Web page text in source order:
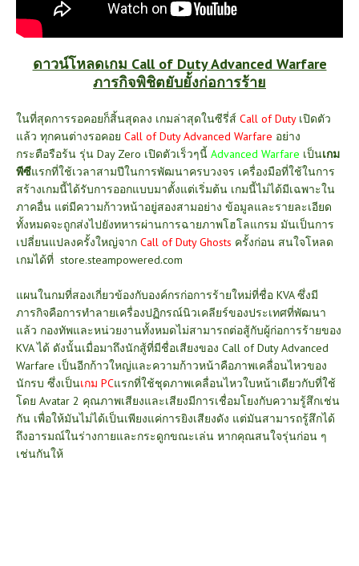
ดาวน์โหลดเกม Call of Duty Advanced Warfare
ภารกิจพิชิตยับยั้งก่อการร้าย
ในที่สุดการรอคอยก็สิ้นสุดลง เกมล่าสุดในซีรี่ส์ Call of Duty เปิดตัว
แล้ว ทุกคนต่างรอคอย Call of Duty Advanced Warfare อย่าง
กระตือรือร้น รุ่น Day Zero เปิดตัวเร็วๆนี้ Advanced Warfare เป็นเกม
พีซีแรกที่ใช้เวลาสามปีในการพัฒนาครบวงจร เครื่องมือที่ใช้ในการ
สร้างเกมนี้ได้รับการออกแบบมาตั้งแต่เริ่มต้น เกมนี้ไม่ได้มีเฉพาะใน
ภาคอื่น แต่มีความก้าวหน้าอยู่สองสามอย่าง ข้อมูลและรายละเอียด
ทั้งหมดจะถูกส่งไปยังทหารผ่านการฉายภาพโฮโลแกรม มันเป็นการ
เปลี่ยนแปลงครั้งใหญ่จาก Call of Duty Ghosts ครั้งก่อน สนใจโหลด
เกมได้ที่ store.steampowered.com
แผนในกมที่สองเกี่ยวข้องกับองค์กรก่อการร้ายใหม่ที่ชื่อ KVA ซึ่งมี
ภารกิจคือการทำลายเครื่องปฏิกรณ์นิวเคลียร์ของประเทศที่พัฒนา
แล้ว กองทัพและหน่วยงานทั้งหมดไม่สามารถต่อสู้กับผู้ก่อการร้ายของ
KVA ได้ ดังนั้นเมื่อมาถึงนักสู้ที่มีชื่อเสียงของ Call of Duty Advanced
Warfare เป็นอีกก้าวใหญ่และความก้าวหน้าคือภาพเคลื่อนไหวของ
นักรบ ซึ่งเป็นเกม PCแรกที่ใช้ชุดภาพเคลื่อนไหวใบหน้าเดียวกับที่ใช้
โดย Avatar 2 คุณภาพเสียงและเสียงมีการเชื่อมโยงกับความรู้สึกเช่น
กัน เพื่อให้มันไม่ได้เป็นเพียงแค่การยิงเสียงดัง แต่มันสามารถรู้สึกได้
ถึงอารมณ์ในร่างกายและกระดูกขณะเล่น หากคุณสนใจรุ่นก่อน ๆ
เช่นกันให้